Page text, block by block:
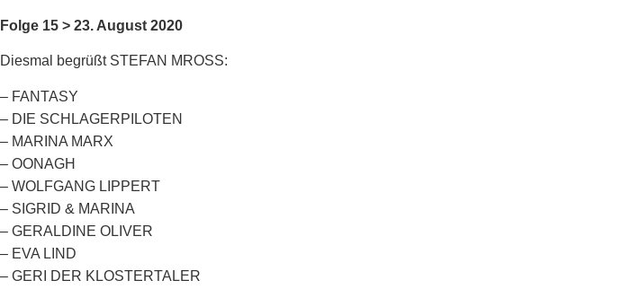
Folge 15 > 23. August 2020
Diesmal begrüßt STEFAN MROSS:
– FANTASY
– DIE SCHLAGERPILOTEN
– MARINA MARX
– OONAGH
– WOLFGANG LIPPERT
– SIGRID & MARINA
– GERALDINE OLIVER
– EVA LIND
– GERI DER KLOSTERTALER